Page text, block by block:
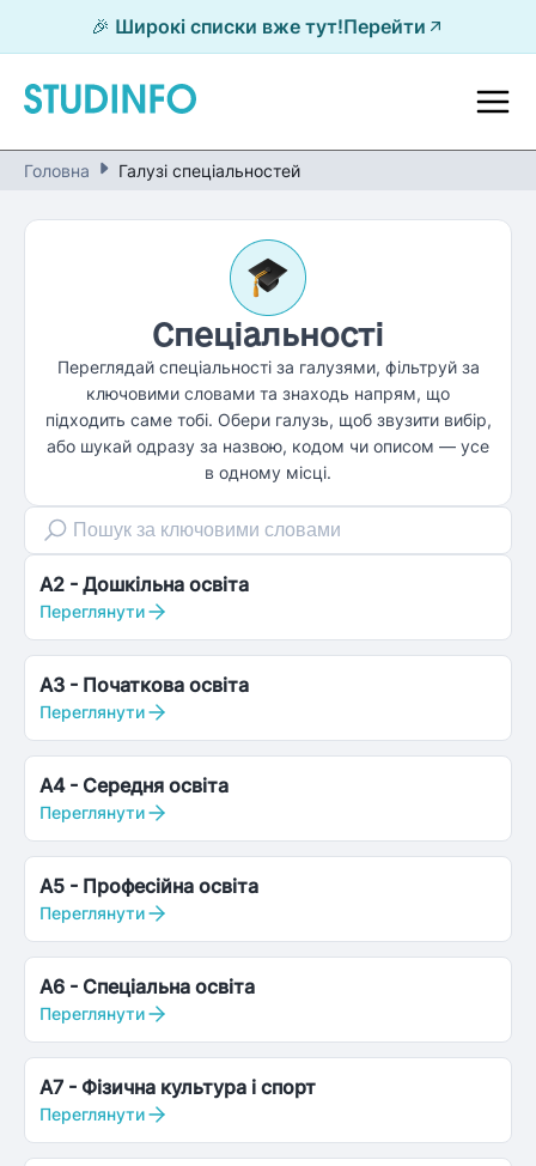
🎉 Широкі списки вже тут!Перейти
Головна Галузі спеціальностей
Cпеціальності
Переглядай спеціальності за галузями, фільтруй за
ключовими словами та знаходь напрям, що
підходить саме тобі. Обери галузь, щоб звузити вибір,
або шукай одразу за назвою, кодом чи описом — усе
в одному місці.
A2 - Дошкільна освіта
Переглянути
A3 - Початкова освіта
Переглянути
A4- Середня освіта
Переглянути
A5 - Професійна освіта
Переглянути
A6 - Спеціальна освіта
Переглянути
A7 - Фізична культура і спорт
Переглянути